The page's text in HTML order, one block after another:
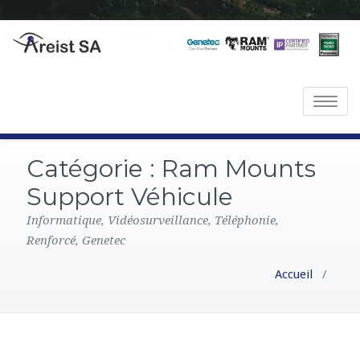
T
Catégorie : Ram Mounts
Support Véhicule
Informatique, Vidéosurveillance, Téléphonie,
Renforcé, Genetec
Accueil /